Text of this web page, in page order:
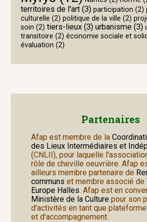
territoires de l'art (3) participation (2)
culturelle (2) politique de la ville (2)
soin (2) tiers-lieux (3) urbanisme (3)
transitoire (2) économie sociale et
évaluation (2)
Partenaires
Afap est membre de la
des Lieux Intermédiaires et
(CNLII), pour laquelle
rôle de cheville oeuvrière. Afap
ailleurs membre partenaire de
communs et membre associé de
Europe Halles. Afap est en
Ministère de la Culturepour son
d'activités en tant que
et d'accompagnement.